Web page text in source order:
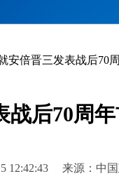
安倍晋三发表战后70
后70周
12:42:43 来源：中